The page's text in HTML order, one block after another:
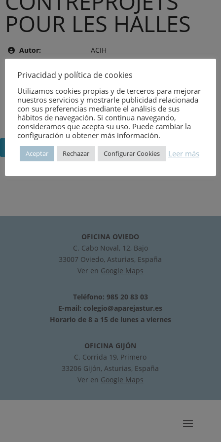
POUR LES HALLES
Autor:
ACIH
Año de publicación:
6 de agosto de 1981
Número:
1133
Volver
OFICINA OVIEDO
C. Cabo Noval, 12, Bajo
33007 Oviedo, Asturias, España
Ver en Google Maps
Teléfono: 985 20 83 03
E-mail: colegio@aparejastur.es
Horario de 8 a 15 de lunes a viernes
OFICINA GIJÓN
C. Corrida 19, Primero
33206 Gijón, Asturias, España
Ver en Google Maps
Privacidad y política de cookies
Utilizamos cookies propias y de terceros para mejorar
nuestros servicios y mostrarle publicidad relacionada
con sus preferencias mediante el análisis de sus
hábitos de navegación. Si continua navegando,
consideramos que acepta su uso. Puede cambiar la
configuración u obtener más información.
Aceptar Rechazar Configurar Cookies Leer más